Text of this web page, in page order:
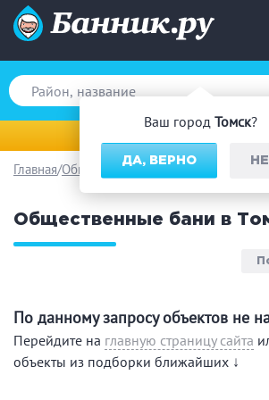
Ваш город Томск?
ДА, ВЕРНО
Вид парной
Русская баня
Финская сауна
Поводы
Главная Общественные бани
Общественные бани в
По данному запросу объектов не
Перейдите на главную страницу сайта
объекты из подборки ближайших ↓